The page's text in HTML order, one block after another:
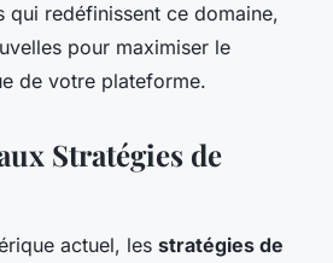
qui redéfinissent ce domaine,
pour maximiser le
de votre plateforme.
Stratégies de
actuel, les stratégies de